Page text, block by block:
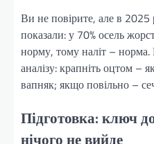
Ви не повірите, але в 2025
показали: у 70% осель
норму, тому наліт – норма.
аналізу: крапніть оцтом –
вапняк; якщо повільно –
Підготовка: ключ
нічого не вийде